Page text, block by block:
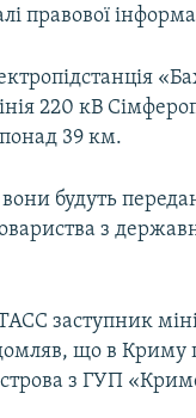
правової
220 кВ
39 км.
будуть
з
заступник
що в Криму
з ГУП